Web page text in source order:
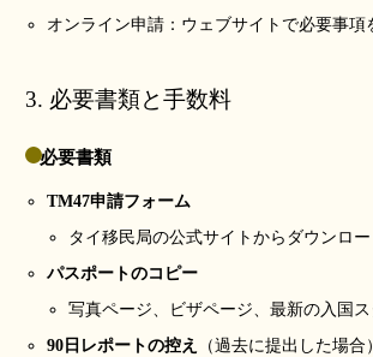
オンライン申請：ウェブサイトで必要事項
3. 必要書類と手数料
必要書類
TM47申請フォーム
タイ移民局の公式サイトからダウンロー
パスポートのコピー
写真ページ、ビザページ、最新の入国ス
90日レポートの控え
（過去に提出した場合）